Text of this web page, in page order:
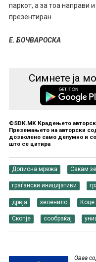
паркот, а за тоа направи
презентиран.
Е. БОЧВАРОСКА
Симнете ја
©SDK.MK Крадењето
Преземањето на авторски
дозволено само делумно и
што се цитира
Дописна мрежа Сакам
граѓански иницијативи
дрвја зеленило Коце
Скопје сообраќај
Oваа